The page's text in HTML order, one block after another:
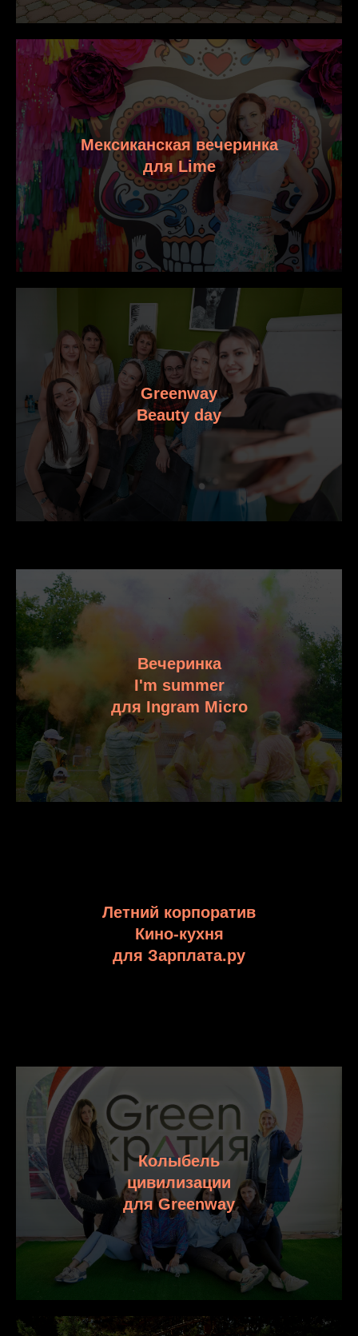
Мексиканская вечеринка
для Lime
Greenway
Beauty day
Вечеринка
I'm summer
для Ingram Micro
Летний корпоратив
Кино-кухня
для Зарплата.ру
Колыбель
цивилизации
для Greenway